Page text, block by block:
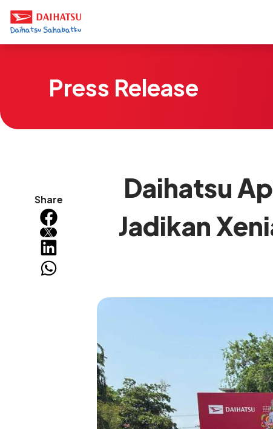
Press Release
Share
Daihatsu
Jadikan